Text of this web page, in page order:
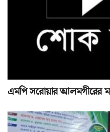
এমপি সরোয়ার আলমগীরের